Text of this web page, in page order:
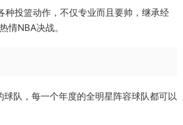
种投篮动作，不仅专业而且要帅，继承经
情NBA决战。
球队，每一个年度的全明星阵容球队都可以